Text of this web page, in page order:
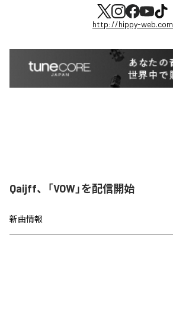
http://hippy-web.com
Qaijff、「VOW」を配信開始
新曲情報